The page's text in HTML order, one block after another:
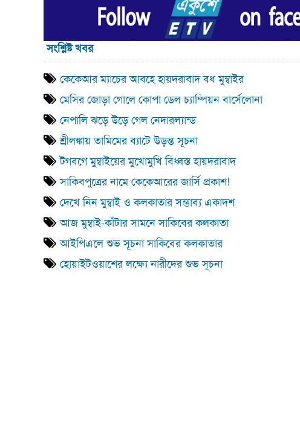
সংশ্লিষ্ট খবর
কেকেআর ম্যাচের আবহে হায়দরাবাদ বধ মুম্বাইর
মেসির জোড়া গোলে কোপা ডেল চ্যাম্পিয়ন বার্সেলোনা
নেপালি ঝড়ে উড়ে গেল নেদারল্যান্ড
শ্রীলঙ্কায় তামিমের ব্যাটে উড়ন্ত সূচনা
টগবগে মুম্বাইয়ের মুখোমুখি বিধ্বস্ত হায়দরাবাদ
সাকিবপুত্রের নামে কেকেআরের জার্সি প্রকাশ!
দেখে নিন মুম্বাই ও কলকাতার সম্ভাব্য একাদশ
আজ মুম্বাই-কাঁটার সামনে সাকিবের কলকাতা
আইপিএলে শুভ সূচনা সাকিবের কলকাতার
হোয়াইটওয়াশের লক্ষ্যে নারীদের শুভ সূচনা